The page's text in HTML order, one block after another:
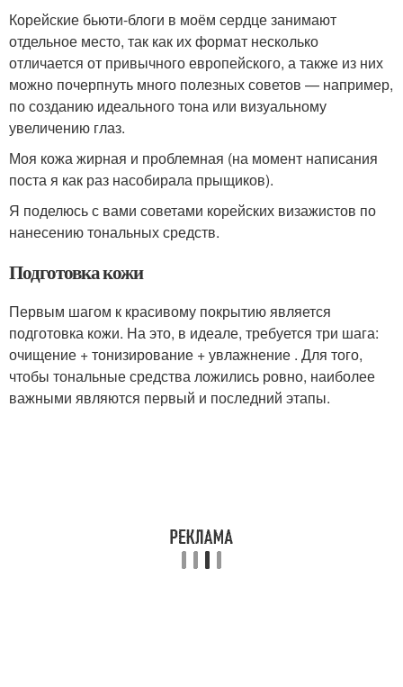
Корейские бьюти-блоги в моём сердце занимают
отдельное место, так как их формат несколько
отличается от привычного европейского, а также из них
можно почерпнуть много полезных советов — например,
по созданию идеального тона или визуальному
увеличению глаз.
Моя кожа жирная и проблемная (на момент написания
поста я как раз насобирала прыщиков).
Я поделюсь с вами советами корейских визажистов по
нанесению тональных средств.
Подготовка кожи
Первым шагом к красивому покрытию является
подготовка кожи. На это, в идеале, требуется три шага:
очищение + тонизирование + увлажнение . Для того,
чтобы тональные средства ложились ровно, наиболее
важными являются первый и последний этапы.